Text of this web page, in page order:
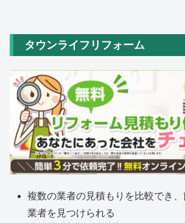
タウンライフリフォーム
複数の業者の見積もりを比較でき
業者を見つけられる